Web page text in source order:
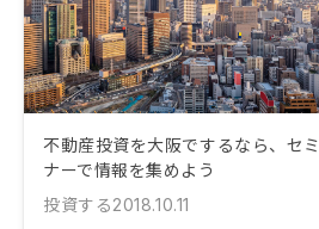
不動産投資を大阪でするなら、セミ
ナーで情報を集めよう
投資する2018.10.11